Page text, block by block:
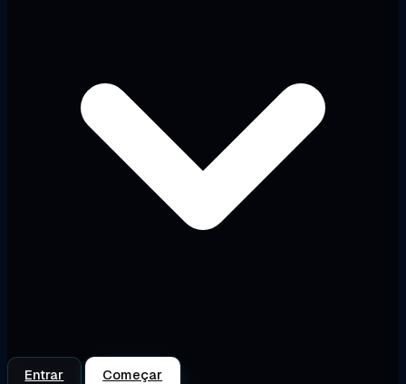
Entrar Começar